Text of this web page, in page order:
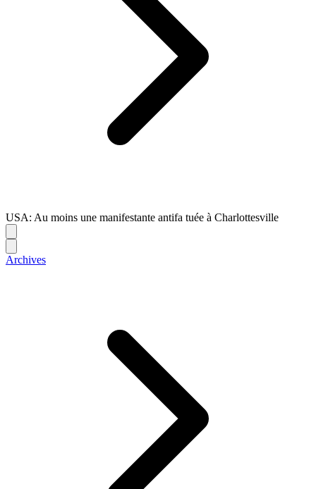
USA: Au moins une manifestante antifa tuée à Charlottesville
Archives